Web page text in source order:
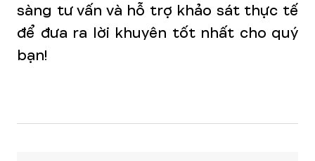
sàng tư vấn và hỗ trợ khảo sát thực tế
để đưa ra lời khuyên tốt nhất cho quý
bạn!